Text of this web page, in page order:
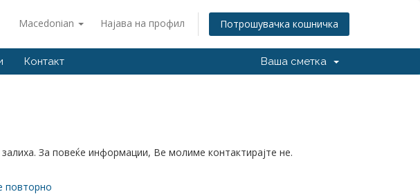
Macedonian Најава на профил Потрошувачка кошничка
Контакт Ваша сметка
За повеќе информации, Ве молиме контактирајте не.
повторно